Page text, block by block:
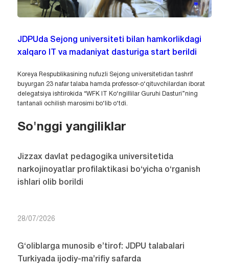
JDPUda Sejong universiteti bilan hamkorlikdagi
xalqaro IT va madaniyat dasturiga start berildi
Koreya Respublikasining nufuzli Sejong universitetidan tashrif
buyurgan 23 nafar talaba hamda professor-o‘qituvchilardan iborat
delegatsiya ishtirokida “WFK IT Ko‘ngillilar Guruhi Dasturi”ning
tantanali ochilish marosimi bo‘lib o‘tdi.
So'nggi yangiliklar
Jizzax davlat pedagogika universitetida
narkojinoyatlar profilaktikasi bo‘yicha o‘rganish
ishlari olib borildi
28/07/2026
G‘oliblarga munosib e’tirof: JDPU talabalari
Turkiyada ijodiy-ma’rifiy safarda